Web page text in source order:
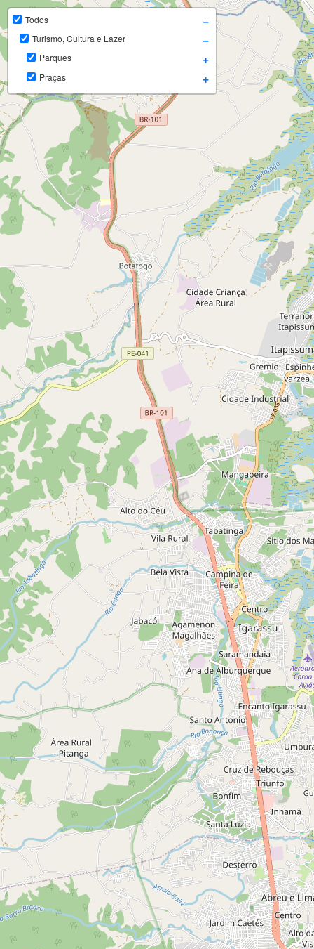
Todos −
Turismo, Cultura e Lazer −
Parques +
Praças +